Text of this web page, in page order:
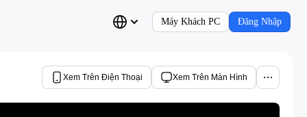
Máy Khách PC Đăng Nhập
Xem Trên Điện Thoại Xem Trên Màn Hình